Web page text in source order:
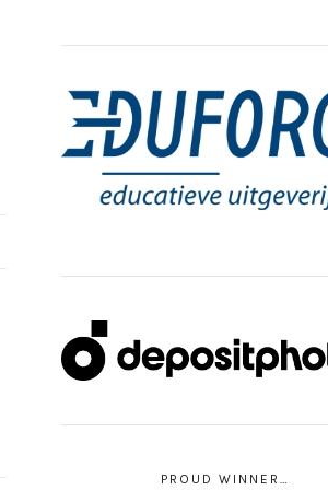
PROUD WINNER…